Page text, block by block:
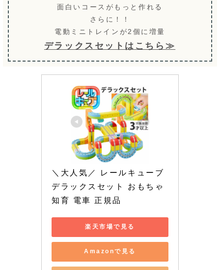
面白いコースがもっと作れる
さらに！！
電動ミニトレインが2個に増量
デラックスセットはこちら≫
＼大人気／ レールキューブ
デラックスセット おもちゃ
知育 電車 正規品
楽天市場で見る
Amazonで見る